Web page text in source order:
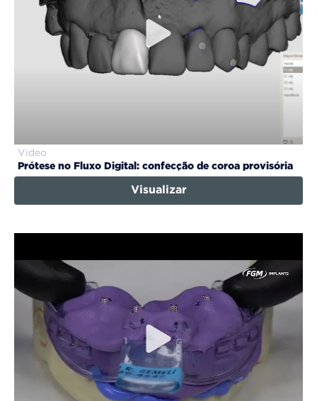
Video
Prótese no Fluxo Digital: confecção de coroa provisória
Visualizar